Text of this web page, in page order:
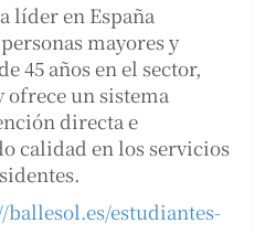
líder en España
mayores y
45 años en el sector,
ofrece un sistema
directa e
calidad en los servicios
estudiantes-